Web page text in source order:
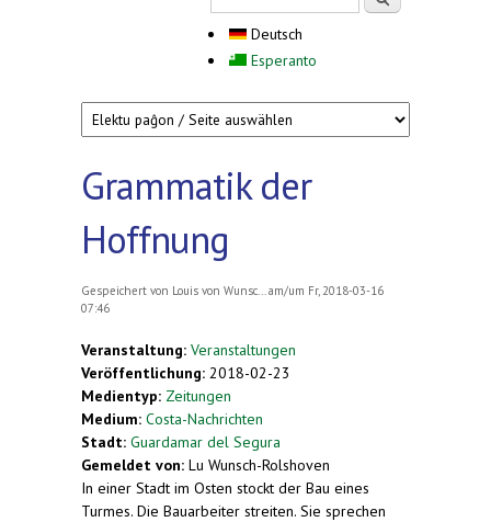
Deutsch
Esperanto
Grammatik der
Hoffnung
Gespeichert von Louis von Wunsc...
am/um Fr, 2018-03-16
07:46
Veranstaltung: Veranstaltungen
Veröffentlichung: 2018-02-23
Medientyp: Zeitungen
Medium: Costa-Nachrichten
Stadt: Guardamar del Segura
Gemeldet von: Lu Wunsch-Rolshoven
In einer Stadt im Osten stockt der Bau eines
Turmes. Die Bauarbeiter streiten. Sie sprechen